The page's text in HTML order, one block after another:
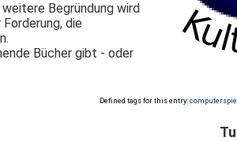
Begründung wird
die
Bücher gibt - oder
Defined tags for this entry: